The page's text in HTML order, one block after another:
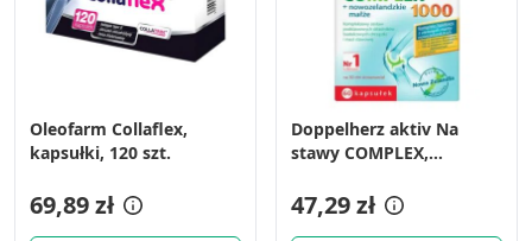
Oleofarm Collaflex,
kapsułki, 120 szt.
69,89 zł
Doppelherz aktiv Na
stawy COMPLEX,
47,29 zł